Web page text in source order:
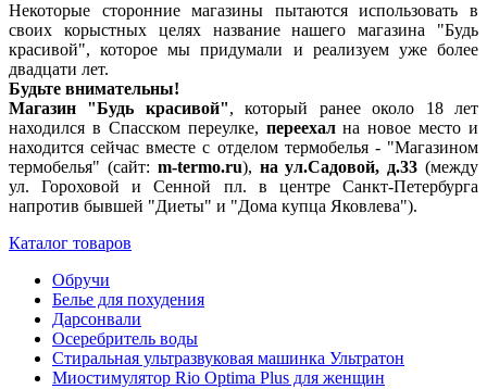
Некоторые сторонние магазины пытаются использовать в
своих корыстных целях название нашего магазина "Будь
красивой", которое мы придумали и реализуем уже более
двадцати лет.
Будьте внимательны!
Магазин "Будь красивой", который ранее около 18 лет
находился в Спасском переулке, переехална новое место и
находится сейчас вместе с отделом термобелья - "Магазином
термобелья" (сайт: m-termo.ru), на ул.Садовой, д.33 (между
ул. Гороховой и Сенной пл. в центре Санкт-Петербурга
напротив бывшей "Диеты" и "Дома купца Яковлева").
Каталог товаров
Обручи
Белье для похудения
Дарсонвали
Осеребритель воды
Стиральная ультразвуковая машинка Ультратон
Миостимулятор Rio Optima Plus для женщин